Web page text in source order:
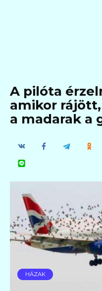
A pilóta
amikor
a madarak a
HÁZAK